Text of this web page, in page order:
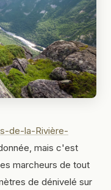
de-la-Rivière-
mais c'est
marcheurs de tout
de dénivelé sur